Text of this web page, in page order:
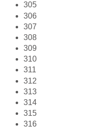
305
306
307
308
309
310
311
312
313
314
315
316